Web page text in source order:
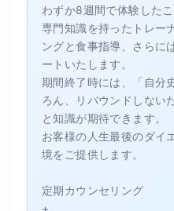
わずか8週間で体験した
専門知識を持ったトレー
ングと食事指導、さらに
ートいたします。
期間終了時には、「自分
ろん、リバウンドしない
と知識が期待できます。
お客様の人生最後のダイ
境をご提供します。
定期カウンセリング